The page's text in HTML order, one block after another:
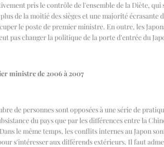
pris le contrôle de l'ensemble de la Diète, qui
de la moitié des sièges et une majorité écrasante
le poste de premier ministre. En outre, les
pas changer la politique de la porte d'entrée du
ministre de 2006 à 2007
de personnes sont opposées à une série de
du pays que par les différences entre la
le même temps, les conflits internes au Japon
s'intéresser aux différends extérieurs. Il faut